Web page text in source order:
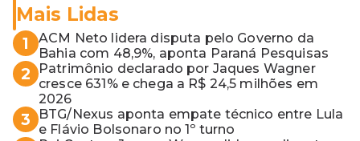
Mais Lidas
1
ACM Neto lidera disputa pelo Governo da
Bahia com 48,9%, aponta Paraná Pesquisas
2
Patrimônio declarado por Jaques Wagner
cresce 631% e chega a R$ 24,5 milhões em
2026
3
BTG/Nexus aponta empate técnico entre Lula
e Flávio Bolsonaro no 1º turno